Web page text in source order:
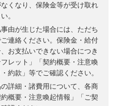
くなり、保険金等が受け取れ
。
由が生じた場合には、ただち
連絡ください。保険金・給付
お支払いできない場合につき
レット」「契約概要・注意喚
約款」等でご確認ください。
詳細・諸費用について、各商
概要・注意喚起情報」「ご契